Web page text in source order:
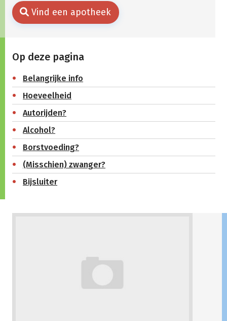
Vind een apotheek
Op deze pagina
Belangrijke info
Hoeveelheid
Autorijden?
Alcohol?
Borstvoeding?
(Misschien) zwanger?
Bijsluiter